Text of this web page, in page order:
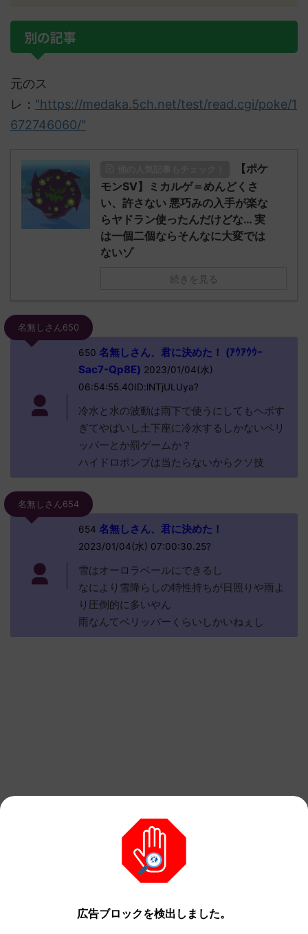
別の記事
元のス
レ： "https://medaka.5ch.net/test/read.cgi/poke/1
672746060/"
【ポケ
モンSV】ミカルゲ＝めんどくさ
い、許さない 悪巧みの入手が楽な
らヤドラン使ったんだけどな… 実
は一個二個ならそんなに大変では
ないゾ
続きを見る
名無しさん650
650 名無しさん、君に決めた！ (ｱｳｱｳｳｰ
Sac7-Qp8E) 2023/01/04(水)
06:54:55.40ID:lNTjULUya?
冷水と水の波動は雨下で使うにしてもヘボす
ぎてやばいし土下座に冷水するしかないペリ
ッパーとか罰ゲームか？
ハイドロポンプは当たらないからクソ技
名無しさん654
654 名無しさん、君に決めた！
2023/01/04(水) 07:00:30.25?
雪はオーロラベールにできるし
なにより雪降らしの特性持ちが日照りや雨よ
り圧倒的に多いやん
雨なんてペリッパーくらいしかいねぇし
広告ブロックを検出しました。